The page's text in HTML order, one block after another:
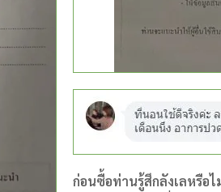
ก่อนซื้อท่านรู้สึกลังเลหรือ